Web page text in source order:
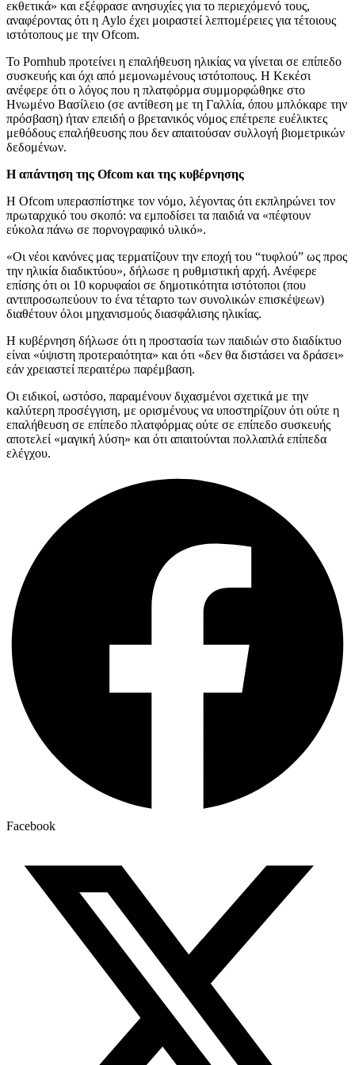
εκθετικά» και εξέφρασε ανησυχίες για το περιεχόμενό τους,
αναφέροντας ότι η Aylo έχει μοιραστεί λεπτομέρειες για τέτοιους
ιστότοπους με την Ofcom.
Το Pornhub προτείνει η επαλήθευση ηλικίας να γίνεται σε επίπεδο
συσκευής και όχι από μεμονωμένους ιστότοπους. Η Κεκέσι
ανέφερε ότι ο λόγος που η πλατφόρμα συμμορφώθηκε στο
Ηνωμένο Βασίλειο (σε αντίθεση με τη Γαλλία, όπου μπλόκαρε την
πρόσβαση) ήταν επειδή ο βρετανικός νόμος επέτρεπε ευέλικτες
μεθόδους επαλήθευσης που δεν απαιτούσαν συλλογή βιομετρικών
δεδομένων.
Η απάντηση της Ofcom και της κυβέρνησης
Η Ofcom υπερασπίστηκε τον νόμο, λέγοντας ότι εκπληρώνει τον
πρωταρχικό του σκοπό: να εμποδίσει τα παιδιά να «πέφτουν
εύκολα πάνω σε πορνογραφικό υλικό».
«Οι νέοι κανόνες μας τερματίζουν την εποχή του “τυφλού” ως προς
την ηλικία διαδικτύου», δήλωσε η ρυθμιστική αρχή. Ανέφερε
επίσης ότι οι 10 κορυφαίοι σε δημοτικότητα ιστότοποι (που
αντιπροσωπεύουν το ένα τέταρτο των συνολικών επισκέψεων)
διαθέτουν όλοι μηχανισμούς διασφάλισης ηλικίας.
Η κυβέρνηση δήλωσε ότι η προστασία των παιδιών στο διαδίκτυο
είναι «ύψιστη προτεραιότητα» και ότι «δεν θα διστάσει να δράσει»
εάν χρειαστεί περαιτέρω παρέμβαση.
Οι ειδικοί, ωστόσο, παραμένουν διχασμένοι σχετικά με την
καλύτερη προσέγγιση, με ορισμένους να υποστηρίζουν ότι ούτε η
επαλήθευση σε επίπεδο πλατφόρμας ούτε σε επίπεδο συσκευής
αποτελεί «μαγική λύση» και ότι απαιτούνται πολλαπλά επίπεδα
ελέγχου.
Facebook